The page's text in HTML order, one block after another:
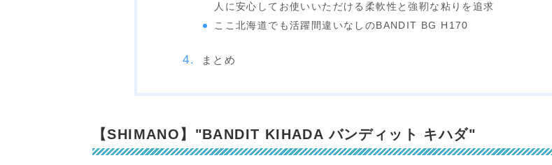
人に安心してお使いいただける柔軟性と強靭な粘りを追求
ここ北海道でも活躍間違いなしのBANDIT BG H170
まとめ
【SHIMANO】"BANDIT KIHADA バンディット キハダ"